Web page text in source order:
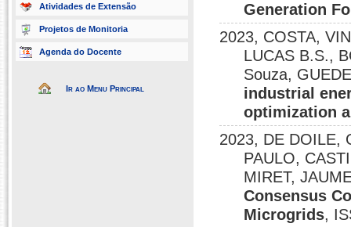
Atividades de Extensão
Projetos de Monitoria
Agenda do Docente
Ir ao Menu Principal
Generation
2023, COSTA,
LUCAS B.S.,
Souza,
industrial
optimization
2023, DE DOILE,
PAULO,
MIRET,
Consensus
Microgrids,